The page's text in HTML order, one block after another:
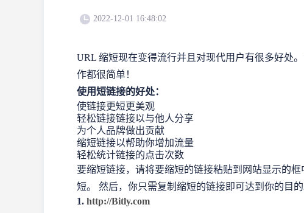
2022-12-01 16:48:02
URL 缩短现在变得流行并且对现代用户有很多好处
作都很简单！
使用短链接的好处：
使链接更短更美观
轻松链接链接以与他人分享
为个人品牌做出贡献
缩短链接以帮助你增加流量
轻松统计链接的点击次数
要缩短链接，请将要缩短的链接粘贴到网站显示的
短。 然后，你只需复制缩短的链接即可达到你的目的
1. http://Bitly.com